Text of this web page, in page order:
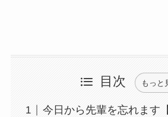
目次 もっと
今日から先輩を忘れます